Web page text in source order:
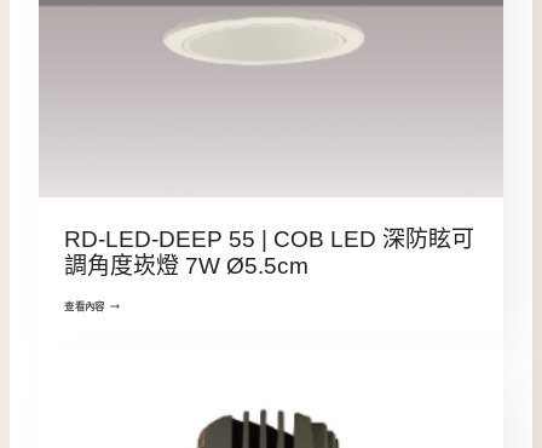
RD-LED-DEEP 55 | COB LED 深防眩可
調角度崁燈 7W Ø5.5cm
查看內容